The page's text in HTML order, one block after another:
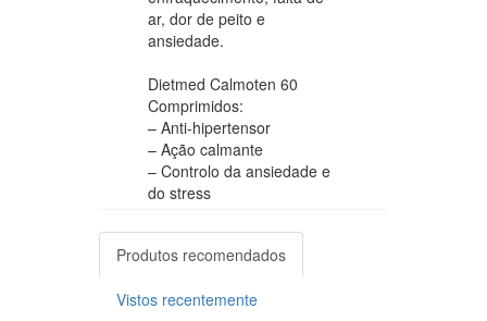
ar, dor de peito e
ansiedade.
Dietmed Calmoten 60
Comprimidos:
– Anti-hipertensor
– Ação calmante
– Controlo da ansiedade e
do stress
Produtos recomendados
Vistos recentemente